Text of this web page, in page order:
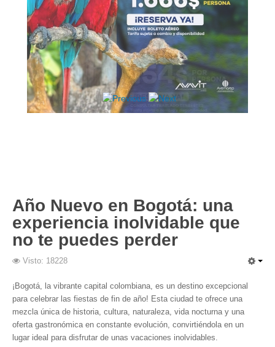
Año Nuevo en Bogotá: una
experiencia inolvidable que
no te puedes perder
Visto: 18228
¡Bogotá, la vibrante capital colombiana, es un destino excepcional
para celebrar las fiestas de fin de año! Esta ciudad te ofrece una
mezcla única de historia, cultura, naturaleza, vida nocturna y una
oferta gastronómica en constante evolución, convirtiéndola en un
lugar ideal para disfrutar de unas vacaciones inolvidables.